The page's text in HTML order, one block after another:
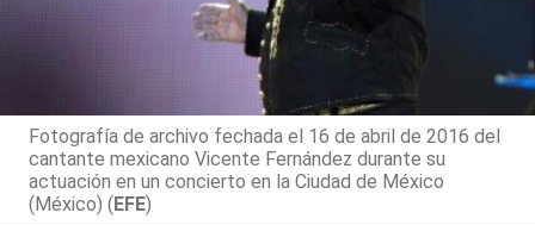
Fotografía de archivo fechada el 16 de abril de 2016 del
cantante mexicano Vicente Fernández durante su
actuación en un concierto en la Ciudad de México
(México) (EFE)